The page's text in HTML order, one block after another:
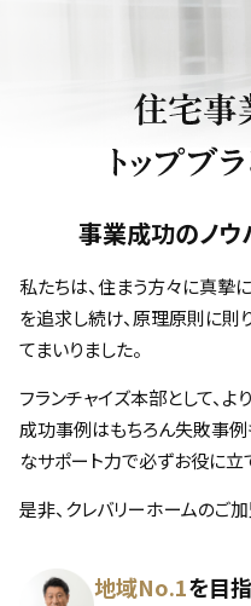
事業成功のノウ
私たちは、住まう方々に真摯
を追求し続け、 原理原則に則
てまいりました。
フランチャイズ本部として、
成功事例はもちろん失敗事例
なサポート力で必ずお役に立
是非、クレバリーホームのご
地域No.1を目指